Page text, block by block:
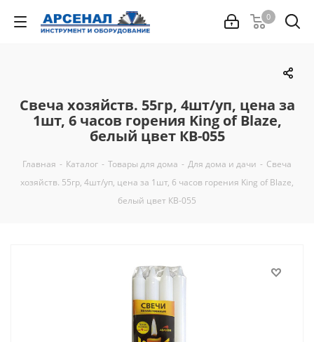
0
Свеча хозяйств. 55гр, 4шт/уп, цена за
1шт, 6 часов горения King of Blaze,
белый цвет КВ-055
Главная - Каталог - Товары для дома - Для дома и дачи - Свеча
хозяйств. 55гр, 4шт/уп, цена за 1шт, 6 часов горения King of Blaze,
белый цвет КВ-055